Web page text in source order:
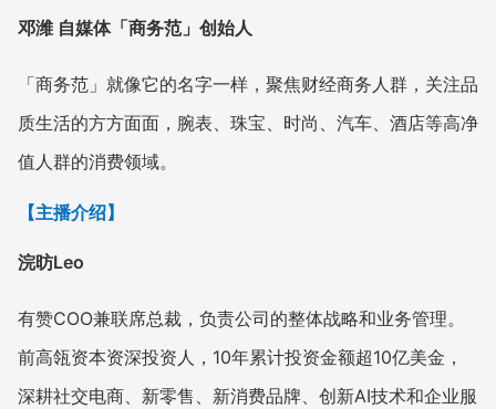
邓潍 自媒体「商务范」创始人
「商务范」就像它的名字一样，聚焦财经商务人群，关注品
质生活的方方面面，腕表、珠宝、时尚、汽车、酒店等高净
值人群的消费领域。
【主播介绍】
浣昉Leo
有赞COO兼联席总裁，负责公司的整体战略和业务管理。
前高瓴资本资深投资人，10年累计投资金额超10亿美金，
深耕社交电商、新零售、新消费品牌、创新AI技术和企业服